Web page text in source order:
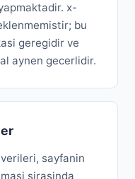
x-
bu
geregidir ve
aynen gecerlidir.
sayfanin
sirasinda